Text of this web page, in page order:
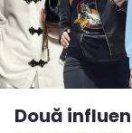
Două